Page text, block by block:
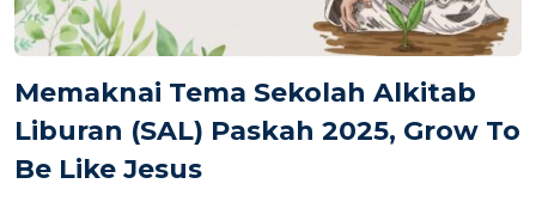
Memaknai Tema Sekolah Alkitab
Liburan (SAL) Paskah 2025, Grow To
Be Like Jesus